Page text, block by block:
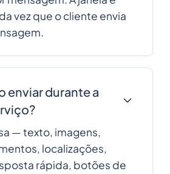
vez que o cliente envia
enviar durante a
— texto, imagens,
localizações,
rápida, botões de